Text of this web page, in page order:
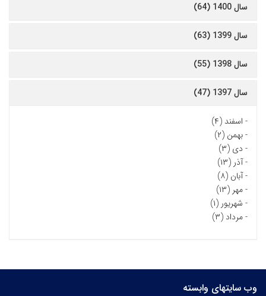
سال 1400 (64)
سال 1399 (63)
سال 1398 (55)
سال 1397 (47)
- اسفند (۴)
-بهمن (۲)
- دی (۳)
-آذر (۱۳)
-آبان (۸)
-مهر (۱۳)
- شهریور (۱)
-مرداد (۳)
وب سایتهای وابسته